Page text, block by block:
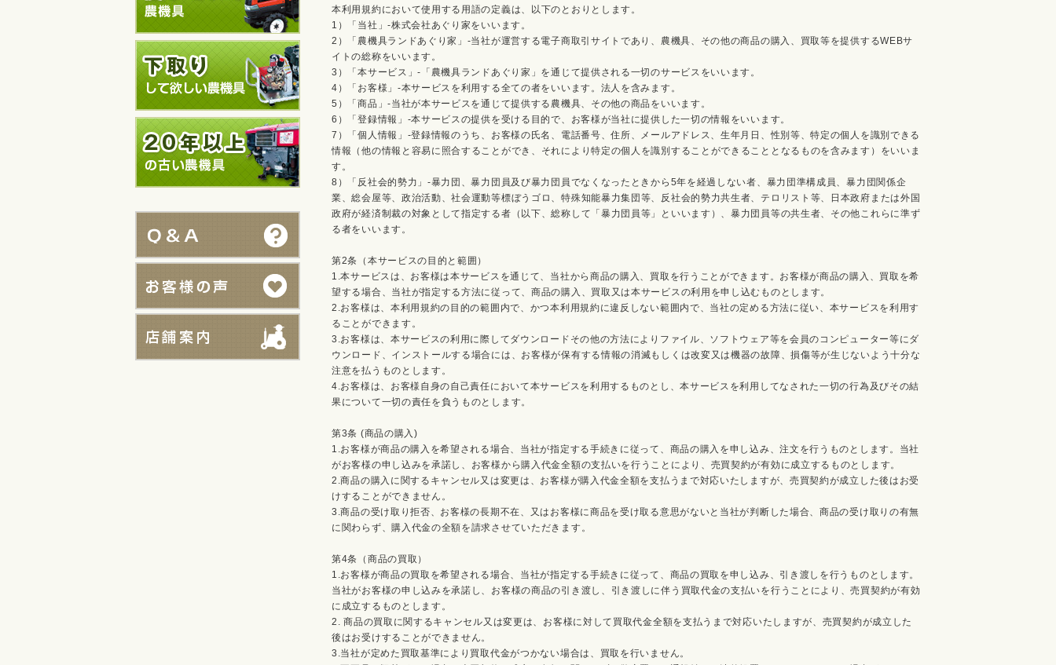
本利用規約において使用する用語の定義は、以下のとおりとします。
1）「当社」-株式会社あぐり家をいいます。
2）「農機具ランドあぐり家」-当社が運営する電子商取引サイトであり、農機具、その他の商品の購入、買取等を提供するWEBサ
イトの総称をいいます。
3）「本サービス」-「農機具ランドあぐり家」を通じて提供される一切のサービスをいいます。
4）「お客様」-本サービスを利用する全ての者をいいます。法人を含みます。
5）「商品」-当社が本サービスを通じて提供する農機具、その他の商品をいいます。
6）「登録情報」-本サービスの提供を受ける目的で、お客様が当社に提供した一切の情報をいいます。
7）「個人情報」-登録情報のうち、お客様の氏名、電話番号、住所、メールアドレス、生年月日、性別等、特定の個人を識別できる
情報（他の情報と容易に照合することができ、それにより特定の個人を識別することができることとなるものを含みます）をいいま
す。
8）「反社会的勢力」-暴力団、暴力団員及び暴力団員でなくなったときから5年を経過しない者、暴力団準構成員、暴力団関係企
業、総会屋等、政治活動、社会運動等標ぼうゴロ、特殊知能暴力集団等、反社会的勢力共生者、テロリスト等、日本政府または外国
政府が経済制裁の対象として指定する者（以下、総称して「暴力団員等」といいます）、暴力団員等の共生者、その他これらに準ず
る者をいいます。
第2条（本サービスの目的と範囲）
1.本サービスは、お客様は本サービスを通じて、当社から商品の購入、買取を行うことができます。お客様が商品の購入、買取を希
望する場合、当社が指定する方法に従って、商品の購入、買取又は本サービスの利用を申し込むものとします。
2.お客様は、本利用規約の目的の範囲内で、かつ本利用規約に違反しない範囲内で、当社の定める方法に従い、本サービスを利用す
ることができます。
3.お客様は、本サービスの利用に際してダウンロードその他の方法によりファイル、ソフトウェア等を会員のコンピューター等にダ
ウンロード、インストールする場合には、お客様が保有する情報の消滅もしくは改変又は機器の故障、損傷等が生じないよう十分な
注意を払うものとします。
4.お客様は、お客様自身の自己責任において本サービスを利用するものとし、本サービスを利用してなされた一切の行為及びその結
果について一切の責任を負うものとします。
第3条 (商品の購入)
1.お客様が商品の購入を希望される場合、当社が指定する手続きに従って、商品の購入を申し込み、注文を行うものとします。当社
がお客様の申し込みを承諾し、お客様から購入代金全額の支払いを行うことにより、売買契約が有効に成立するものとします。
2.商品の購入に関するキャンセル又は変更は、お客様が購入代金全額を支払うまで対応いたしますが、売買契約が成立した後はお受
けすることができません。
3.商品の受け取り拒否、お客様の長期不在、又はお客様に商品を受け取る意思がないと当社が判断した場合、商品の受け取りの有無
に関わらず、購入代金の全額を請求させていただきます。
第4条（商品の買取）
1.お客様が商品の買取を希望される場合、当社が指定する手続きに従って、商品の買取を申し込み、引き渡しを行うものとします。
当社がお客様の申し込みを承諾し、お客様の商品の引き渡し、引き渡しに伴う買取代金の支払いを行うことにより、売買契約が有効
に成立するものとします。
2. 商品の買取に関するキャンセル又は変更は、お客様に対して買取代金全額を支払うまで対応いたしますが、売買契約が成立した
後はお受けすることができません。
3.当社が定めた買取基準により買取代金がつかない場合は、買取を行いません。